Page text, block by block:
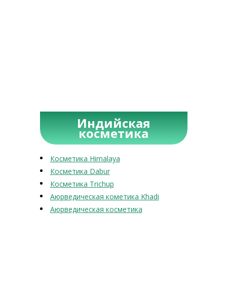
Индийская
косметика
Косметика Himalaya
Косметика Dabur
Косметика Trichup
Аюрведическая кометика Khadi
Аюрведическая косметика